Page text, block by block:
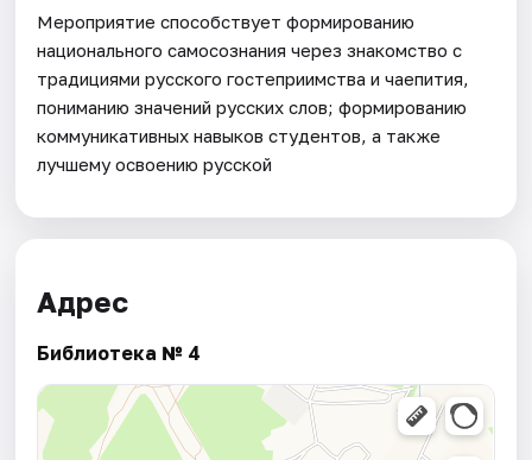
Мероприятие способствует формированию
национального самосознания через знакомство с
традициями русского гостеприимства и чаепития,
пониманию значений русских слов; формированию
коммуникативных навыков студентов, а также
лучшему освоению русской
Адрес
Библиотека № 4